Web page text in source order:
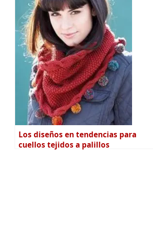
Los diseños en tendencias para
cuellos tejidos a palillos